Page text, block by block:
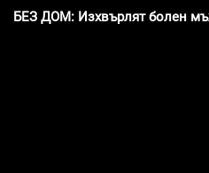
БЕЗ ДОМ: Изхвърлят болен